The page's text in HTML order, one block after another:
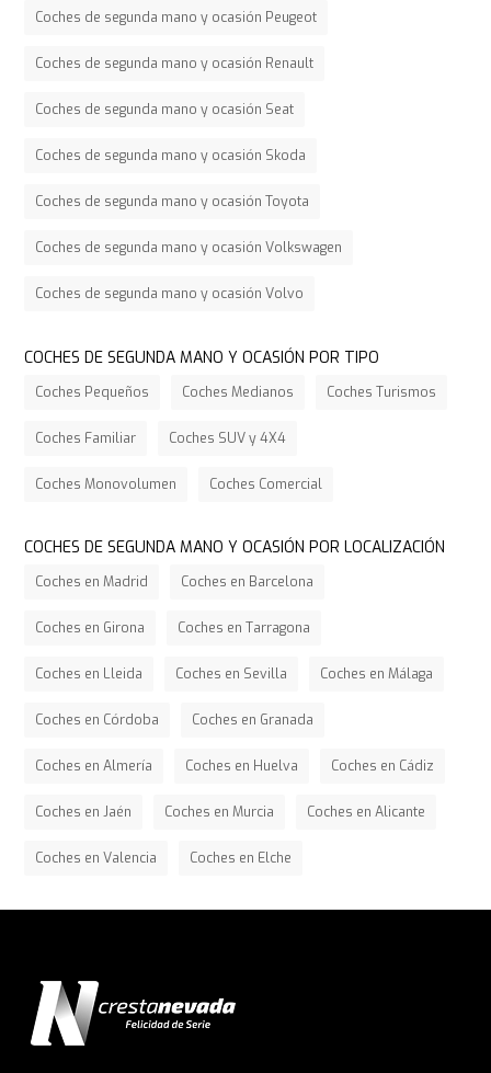
Coches de segunda mano y ocasión Peugeot
Coches de segunda mano y ocasión Renault
Coches de segunda mano y ocasión Seat
Coches de segunda mano y ocasión Skoda
Coches de segunda mano y ocasión Toyota
Coches de segunda mano y ocasión Volkswagen
Coches de segunda mano y ocasión Volvo
COCHES DE SEGUNDA MANO Y OCASIÓN POR TIPO
Coches Pequeños Coches Medianos Coches Turismos
Coches Familiar Coches SUV y 4X4
Coches Monovolumen Coches Comercial
COCHES DE SEGUNDA MANO Y OCASIÓN POR LOCALIZACIÓN
Coches en Madrid Coches en Barcelona
Coches en Girona Coches en Tarragona
Coches en Lleida Coches en Sevilla Coches en Málaga
Coches en Córdoba Coches en Granada
Coches en Almería Coches en Huelva Coches en Cádiz
Coches en Jaén Coches en Murcia Coches en Alicante
Coches en Valencia Coches en Elche